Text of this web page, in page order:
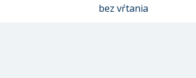
bez vŕtania